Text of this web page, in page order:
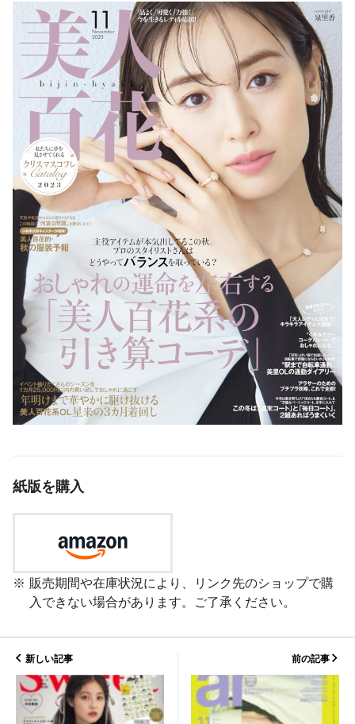
紙版を購入
販売期間や在庫状況により、リンク先のショップで購
入できない場合があります。ご了承ください。
新しい記事 前の記事